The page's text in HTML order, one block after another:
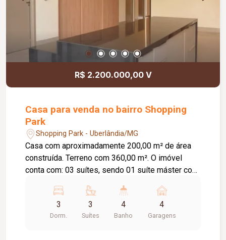
diferencial, existe a possibilidade de ampliação
da área da sala, conforme a necessidade do
locatário. Entre em contato para mais
informações e agende uma visita.
R$ 2.200.000,00 V
Casa para venda no bairro Shopping
Park
Shopping Park - Uberlândia/MG
Casa com aproximadamente 200,00 m² de área
construída. Terreno com 360,00 m². O imóvel
conta com: 03 suítes, sendo 01 suíte máster com
com possibilidade de conversão para o 4º quarto;
Banheiro social; Lavabo externo; Sala com pé-
direito duplo; Cozinha completa com armários
3
Dorm.
3
Suítes
4
Banho
4
Garagens